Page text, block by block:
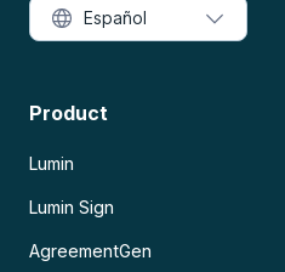
Product
Lumin
Lumin Sign
AgreementGen
Español